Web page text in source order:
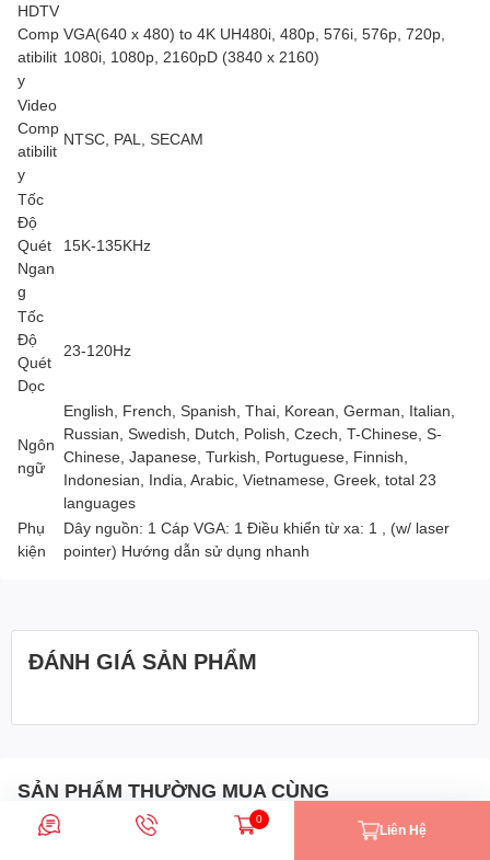
HDTV
Comp
atibilit
y
VGA(640 x 480) to 4K UH480i, 480p, 576i, 576p, 720p,
1080i, 1080p, 2160pD (3840 x 2160)
Video
Comp
atibilit
y
NTSC, PAL, SECAM
Tốc
Độ
Quét
Ngan
g
15K-135KHz
Tốc
Độ
Quét
Dọc
23-120Hz
Ngôn
ngữ
English, French, Spanish, Thai, Korean, German, Italian,
Russian, Swedish, Dutch, Polish, Czech, T-Chinese, S-
Chinese, Japanese, Turkish, Portuguese, Finnish,
Indonesian, India, Arabic, Vietnamese, Greek, total 23
languages
Phụ
kiện
Dây nguồn: 1 Cáp VGA: 1 Điều khiển từ xa: 1 , (w/ laser
pointer) Hướng dẫn sử dụng nhanh
ĐÁNH GIÁ SẢN PHẨM
SẢN PHẨM THƯỜNG MUA CÙNG
0
Liên Hệ